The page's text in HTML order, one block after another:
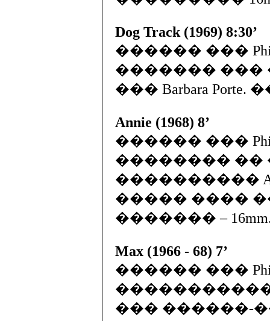
Dog Track (1969) 8:30’
������ ���
������� ���
��� Barbara Porte.
Annie (1968) 8’
������ ���
�������� ��
����������
����� ����
������� –
Max (1966 - 68) 7’
������ ��� Phill
������������
��� ������-